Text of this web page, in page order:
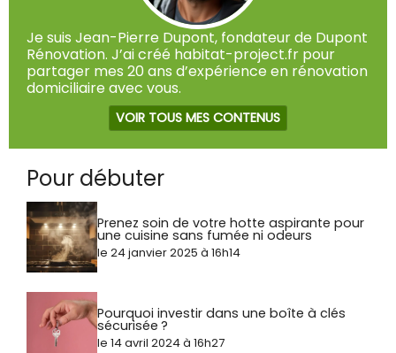
Je suis Jean-Pierre Dupont, fondateur de Dupont
Rénovation. J’ai créé habitat-project.fr pour
partager mes 20 ans d’expérience en rénovation
domiciliaire avec vous.
VOIR TOUS MES CONTENUS
Pour débuter
Prenez soin de votre hotte aspirante pour
une cuisine sans fumée ni odeurs
le 24 janvier 2025 à 16h14
Pourquoi investir dans une boîte à clés
sécurisée ?
le 14 avril 2024 à 16h27